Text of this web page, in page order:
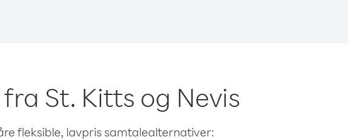
St. Kitts og Nevis
fleksible, lavpris samtalealternativer: